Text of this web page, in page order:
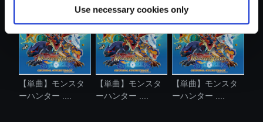
Use necessary cookies only
【単曲】モンスタ
ーハンター ....
【単曲】モンスタ
ーハンター ....
【単曲】モンスタ
ーハンター ....